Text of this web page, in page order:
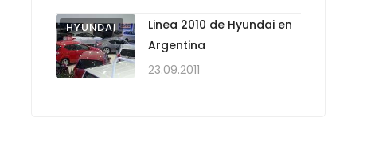
HYUNDAI
Linea 2010 de Hyundai en
Argentina
23.09.2011